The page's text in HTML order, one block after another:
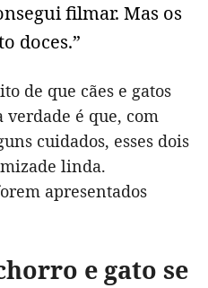
filmar. Mas os
doces.”
de que cães e gatos
é que, com
cuidados, esses dois
linda.
apresentados
e gato se